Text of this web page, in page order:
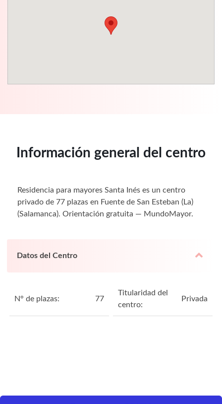
Información general del centro
Residencia para mayores Santa Inés es un centro
privado de 77 plazas en Fuente de San Esteban (La)
(Salamanca). Orientación gratuita — MundoMayor.
Datos del Centro
N° de plazas: 77
Titularidad del
centro:
Privada